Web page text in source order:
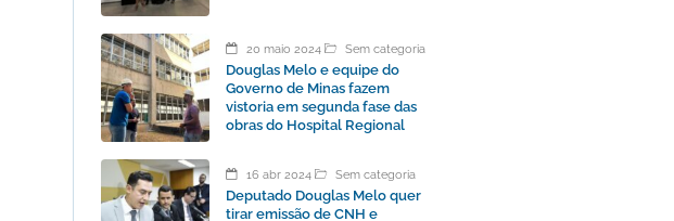
20 maio 2024 Sem categoria
Douglas Melo e equipe do
Governo de Minas fazem
vistoria em segunda fase das
obras do Hospital Regional
16 abr 2024 Sem categoria
Deputado Douglas Melo quer
tirar emissão de CNH e